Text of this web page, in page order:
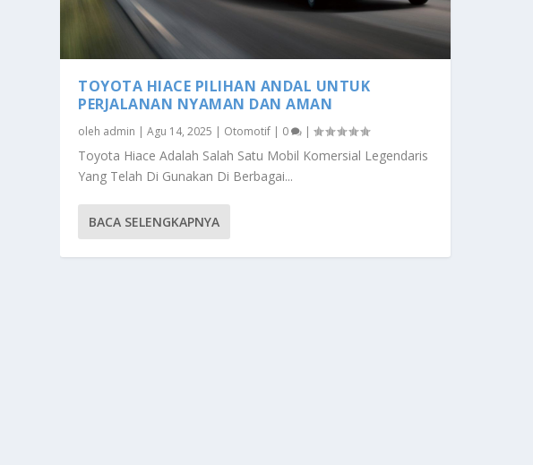
TOYOTA HIACE PILIHAN ANDAL UNTUK
PERJALANAN NYAMAN DAN AMAN
oleh admin |Agu 14, 2025 Otomotif 0 |
Toyota Hiace Adalah Salah Satu Mobil Komersial Legendaris
Yang Telah Di Gunakan Di Berbagai...
BACA SELENGKAPNYA